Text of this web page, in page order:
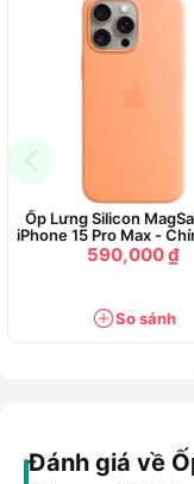
Ốp lưng UNIQ
vệ cao cấp, nâng
Ốp Lưng Silicon
iPhone 15 Pro Max -
Apple
590,000 ₫
So sánh
Đánh giá về